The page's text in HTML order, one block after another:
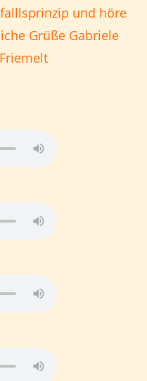
und höre
Grüße Gabriele